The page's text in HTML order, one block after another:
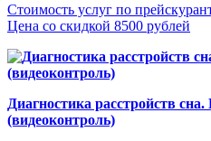
Стоимость услуг по
Цена со скидкой 8500 рублей
Диагностика расстройств
(видеоконтроль)